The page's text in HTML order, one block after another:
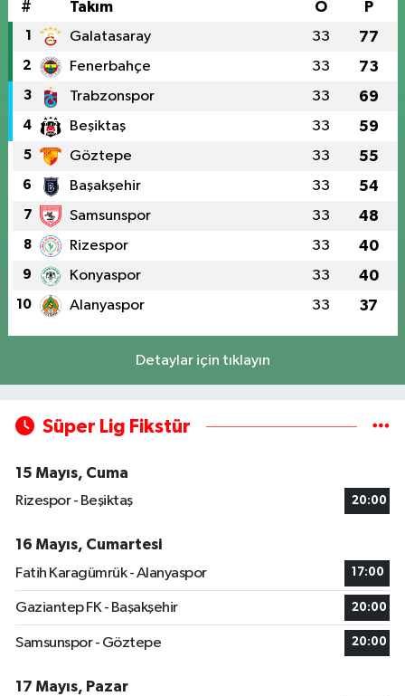
# Takım O P
1 Galatasaray 33 77
2 Fenerbahçe 33 73
3 Trabzonspor 33 69
4 Beşiktaş 33 59
5 Göztepe 33 55
6 Başakşehir 33 54
7 Samsunspor 33 48
8 Rizespor 33 40
9 Konyaspor 33 40
10 Alanyaspor 33 37
Detaylar için tıklayın
Süper Lig Fikstür
15 Mayıs, Cuma
Rizespor - Beşiktaş
20:00
16 Mayıs, Cumartesi
Fatih Karagümrük - Alanyaspor
17:00
Gaziantep FK - Başakşehir 20:00
Samsunspor - Göztepe 20:00
17 Mayıs, Pazar